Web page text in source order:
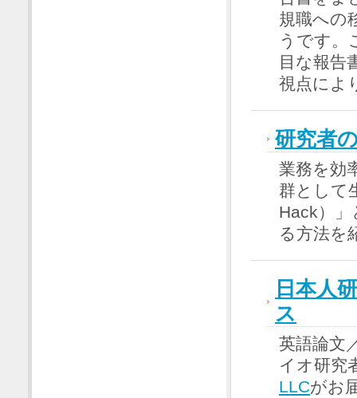
規職への
うです。
目な報告
視点によ
研究者
業務を効
群として
Hack）
る方法を
日本人
ス
英語論文
イオ研究
LLCがお